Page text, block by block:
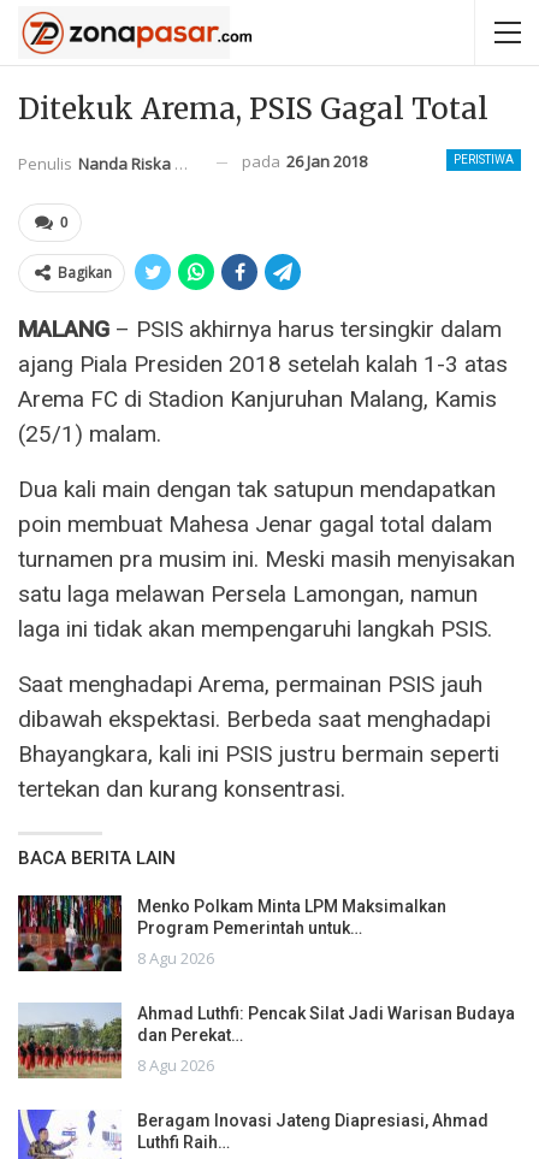
Ditekuk Arema, PSIS Gagal Total
PERISTIWA
Penulis Nanda Riska Mahendra pada 26 Jan 2018
0
Bagikan
MALANG – PSIS akhirnya harus tersingkir dalam
ajang Piala Presiden 2018 setelah kalah 1-3 atas
Arema FC di Stadion Kanjuruhan Malang, Kamis
(25/1) malam.
Dua kali main dengan tak satupun mendapatkan
poin membuat Mahesa Jenar gagal total dalam
turnamen pra musim ini. Meski masih menyisakan
satu laga melawan Persela Lamongan, namun
laga ini tidak akan mempengaruhi langkah PSIS.
Saat menghadapi Arema, permainan PSIS jauh
dibawah ekspektasi. Berbeda saat menghadapi
Bhayangkara, kali ini PSIS justru bermain seperti
tertekan dan kurang konsentrasi.
BACA BERITA LAIN
Menko Polkam Minta LPM Maksimalkan
Program Pemerintah untuk…
8 Agu 2026
Ahmad Luthfi: Pencak Silat Jadi Warisan Budaya
dan Perekat…
8 Agu 2026
Beragam Inovasi Jateng Diapresiasi, Ahmad
Luthfi Raih…